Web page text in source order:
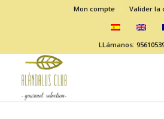
Mon compte Valider la
LLámanos: